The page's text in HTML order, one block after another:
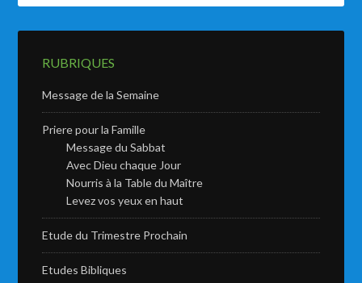
RUBRIQUES
Message de la Semaine
Priere pour la Famille
Message du Sabbat
Avec Dieu chaque Jour
Nourris à la Table du Maître
Levez vos yeux en haut
Etude du Trimestre Prochain
Etudes Bibliques